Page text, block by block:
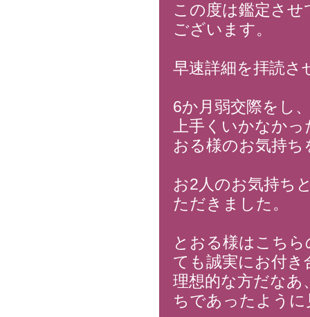
この度は鑑定さ
ございます。
早速詳細を拝読さ
6か月弱交際をし
上手くいかなか
おる様のお気持
お2人のお気持ち
ただきました。
とおる様はこち
ても誠実にお付
理想的な方だなあ
ちであったよう